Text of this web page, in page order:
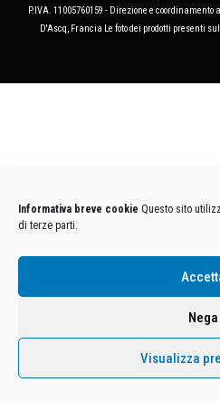
Informativa breve cookie Questo sito
di terze parti.
Nega
Visualizza
P.IVA. 11005760159 - Direzione e coordinamento
D'Ascq, Francia Le foto dei prodotti presenti